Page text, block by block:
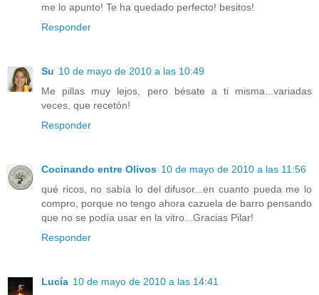
me lo apunto! Te ha quedado perfecto! besitos!
Responder
Su 10 de mayo de 2010 a las 10:49
Me pillas muy lejos, pero bésate a ti misma...variadas
veces, que recetón!
Responder
Cocinando entre Olivos 10 de mayo de 2010 a las 11:56
qué ricos, no sabía lo del difusor...en cuanto pueda me lo
compro, porque no tengo ahora cazuela de barro pensando
que no se podía usar en la vitro...Gracias Pilar!
Responder
Lucía 10 de mayo de 2010 a las 14:41